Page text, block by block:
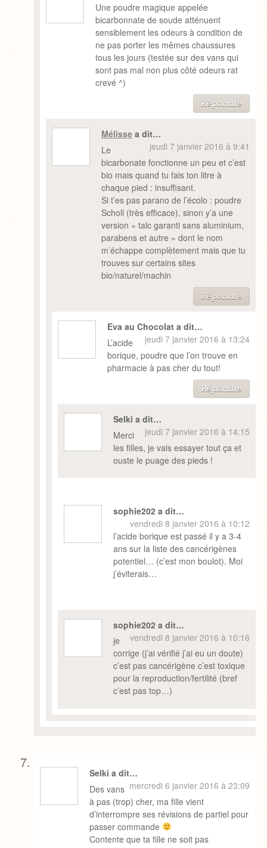
Une poudre magique appelée
bicarbonnate de soude atténuent
sensiblement les odeurs à condition de
ne pas porter les mêmes chaussures
tous les jours (testée sur des vans qui
sont pas mal non plus côté odeurs rat
crevé ^)
Répondre
Mélissea dit…
jeudi 7 janvier 2016 à 9:41
Le
bicarbonate fonctionne un peu et c’est
bio mais quand tu fais ton litre à
chaque pied : insuffisant.
Si t’es pas parano de l’écolo : poudre
Scholl (très efficace), sinon y’a une
version « talc garanti sans aluminium,
parabens et autre » dont le nom
m’échappe complètement mais que tu
trouves sur certains sites
bio/naturel/machin
Répondre
Eva au Chocolat a dit…
jeudi 7 janvier 2016 à 13:24
L’acide
borique, poudre que l’on trouve en
pharmacie à pas cher du tout!
Répondre
Selki a dit…
jeudi 7 janvier 2016 à 14:15
Merci
les filles, je vais essayer tout ça et
ouste le puage des pieds !
sophie202 a dit…
vendredi 8 janvier 2016 à 10:12
l’acide borique est passé il y a 3-4
ans sur la liste des cancérigènes
potentiel… (c’est mon boulot). Moi
j’éviterais…
sophie202 a dit…
vendredi 8 janvier 2016 à 10:16
je
corrige (j’ai vérifié j’ai eu un doute)
c’est pas cancérigène c’est toxique
pour la reproduction/fertilité (bref
c’est pas top…)
Selki a dit…
mercredi 6 janvier 2016 à 23:09
Des vans
à pas (trop) cher, ma fille vient
d’interrompre ses révisions de partiel pour
passer commande
Contente que ta fille ne soit pas